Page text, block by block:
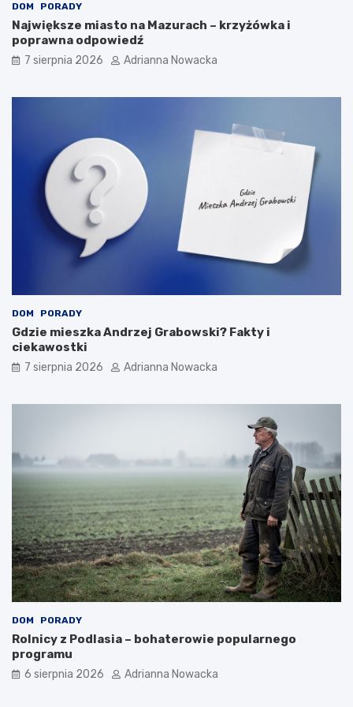
i
o
y
n
ś
w
w
k
a
a
DOM PORADY
Największe miasto na Mazurach – krzyżówka i
poprawna odpowiedź
7 sierpnia 2026 Adrianna Nowacka
DOM PORADY
Gdzie mieszka Andrzej Grabowski? Fakty i
ciekawostki
7 sierpnia 2026 Adrianna Nowacka
DOM PORADY
Rolnicy z Podlasia – bohaterowie popularnego
programu
6 sierpnia 2026 Adrianna Nowacka